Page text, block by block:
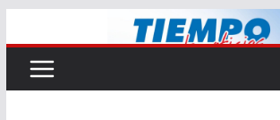
al
contenido